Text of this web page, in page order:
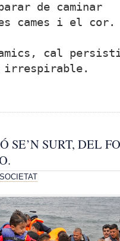
de caminar
cames i el cor.
cal
SE’N SURT, DEL
SOCIETAT